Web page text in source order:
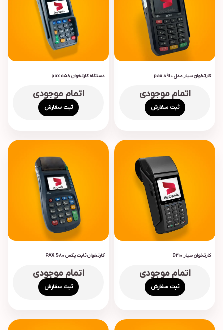
کارتخوان سیار مدل pax s910
ثبت سفارش
اتمام موجودی
دستگاه کارتخوان pax s58
ثبت سفارش
اتمام موجودی
کارتخوان سیار D210
ثبت سفارش
اتمام موجودی
کارتخوان ثابت پکس PAX S80
ثبت سفارش
اتمام موجودی